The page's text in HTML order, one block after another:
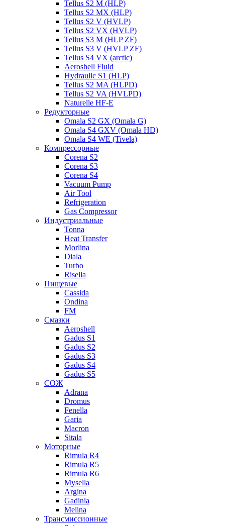
Tellus S2 M (HLP)
Tellus S2 MХ (HLP)
Tellus S2 V (HVLP)
Tellus S2 VX (HVLP)
Tellus S3 M (HLP ZF)
Tellus S3 V (HVLP ZF)
Tellus S4 VX (arctic)
Aeroshell Fluid
Hydraulic S1 (HLP)
Tellus S2 MA (HLPD)
Tellus S2 VA (HVLPD)
Naturelle HF-E
Редукторные
Omala S2 GX (Omala G)
Omala S4 GXV (Omala HD)
Omala S4 WE (Tivela)
Компрессорные
Corena S2
Corena S3
Corena S4
Vacuum Pump
Air Tool
Refrigeration
Gas Compressor
Индустриальные
Tonna
Heat Transfer
Morlina
Diala
Turbo
Risella
Пищевые
Cassida
Ondina
FM
Смазки
Aeroshell
Gadus S1
Gadus S2
Gadus S3
Gadus S4
Gadus S5
СОЖ
Adrana
Dromus
Fenella
Garia
Macron
Sitala
Моторные
Rimula R4
Rimula R5
Rimula R6
Mysella
Argina
Gadinia
Melina
Трансмиссионные